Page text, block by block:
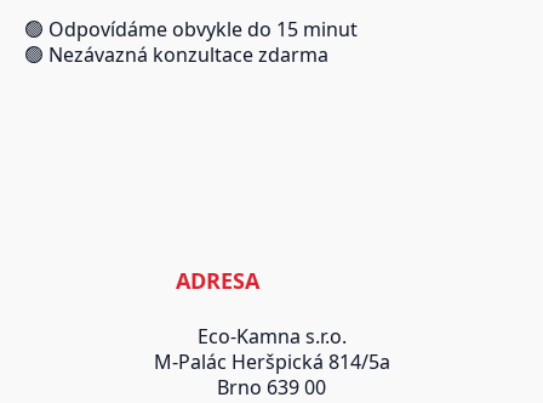
🟢 Odpovídáme obvykle do 15 minut
🟢 Nezávazná konzultace zdarma
ADRESA
Eco-Kamna s.r.o.
M-Palác Heršpická 814/5a
Brno 639 00